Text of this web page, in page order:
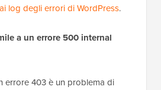
log degli errori di WordPress.
a un errore 500 internal
errore 403 è un problema di